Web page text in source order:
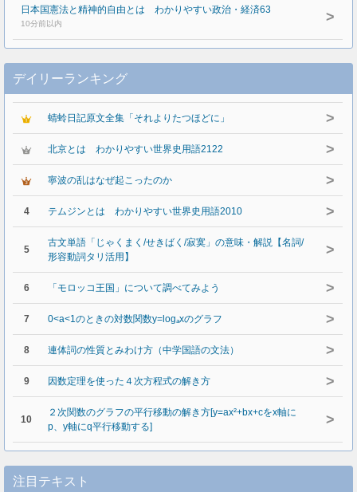
日本国憲法と精神的自由とは わかりやすい政治・経済63
10分前以内 >
デイリーランキング
蜻蛉日記原文全集「それよりたつほどに」 >
北京とは わかりやすい世界史用語2122 >
寧波の乱はなぜ起こったのか >
4 テムジンとは わかりやすい世界史用語2010 >
5
古文単語「じゃくまく/せきばく/寂寞」の意味・解説【名詞/
形容動詞タリ活用】
>
6 「モロッコ王国」について調べてみよう >
7 0<a<1のときの対数関数y=logₐxのグラフ >
8 連体詞の性質とみわけ方（中学国語の文法） >
9 因数定理を使った４次方程式の解き方 >
10
２次関数のグラフの平行移動の解き方[y=ax²+bx+cをx軸に
p、y軸にq平行移動する]
>
注目テキスト